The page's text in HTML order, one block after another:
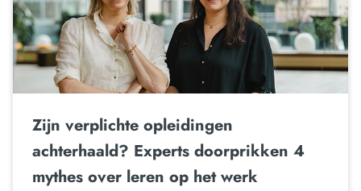
Zijn verplichte opleidingen
achterhaald? Experts doorprikken 4
mythes over leren op het werk